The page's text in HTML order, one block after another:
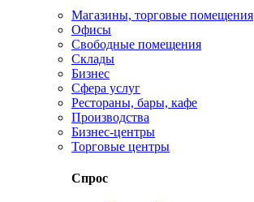
Магазины, торговые помещения
Офисы
Свободные помещения
Склады
Бизнес
Сфера услуг
Рестораны, бары, кафе
Производства
Бизнес-центры
Торговые центры
Спрос